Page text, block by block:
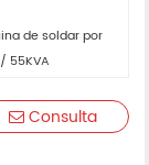
de soldar por
55KVA
Consulta